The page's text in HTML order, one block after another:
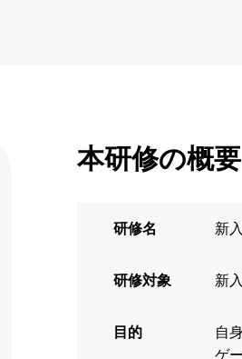
本研修の概要
研修名 新
研修対象 新
目的
自
ゲ